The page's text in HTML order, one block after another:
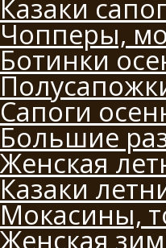
Казаки
Чопперы,
Ботинки
Сапоги
Большие
Женская
Казаки
Мокасины,
Женская